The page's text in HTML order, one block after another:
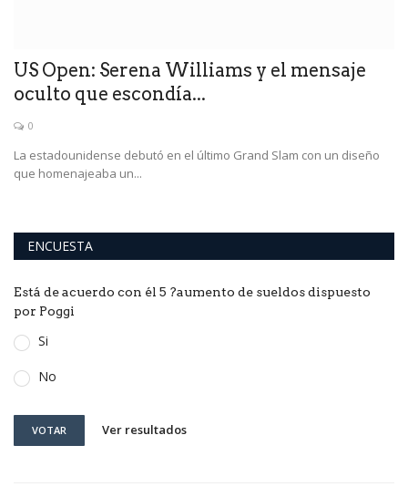
US Open: Serena Williams y el mensaje
oculto que escondía...
0
La estadounidense debutó en el último Grand Slam con un diseño
que homenajeaba un...
ENCUESTA
Está de acuerdo con él 5 ?aumento de sueldos dispuesto
por Poggi
Si
No
VOTAR Ver resultados